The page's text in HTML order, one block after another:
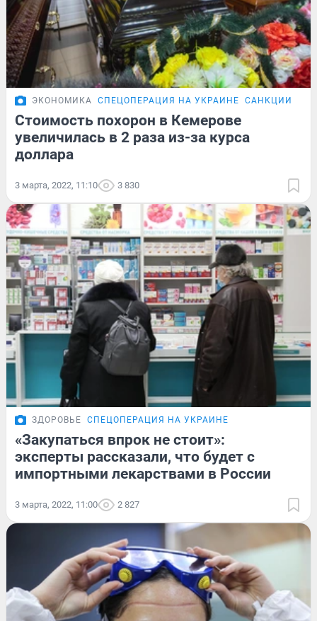
ЭКОНОМИКА СПЕЦОПЕРАЦИЯ НА УКРАИНЕ САНКЦИИ В
Стоимость похорон в Кемерове
увеличилась в 2 раза из-за курса
доллара
3 марта, 2022, 11:10 3 830
ЗДОРОВЬЕ СПЕЦОПЕРАЦИЯ НА УКРАИНЕ
«Закупаться впрок не стоит»:
эксперты рассказали, что будет с
импортными лекарствами в России
3 марта, 2022, 11:00 2 827